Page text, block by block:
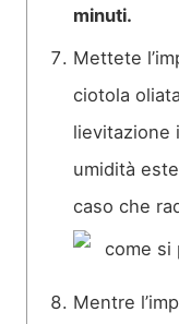
minuti.
Mettete
ciotola
lievitazione
umidità
caso che
Mentre